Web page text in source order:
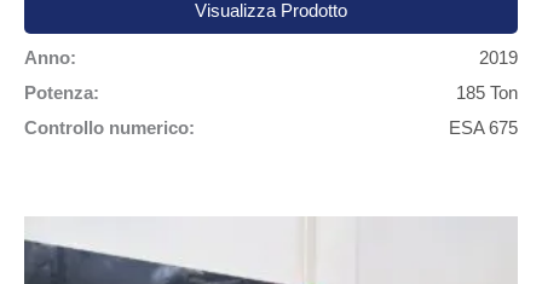
Visualizza Prodotto
Anno:
2019
Potenza:
185 Ton
Controllo numerico:
ESA 675